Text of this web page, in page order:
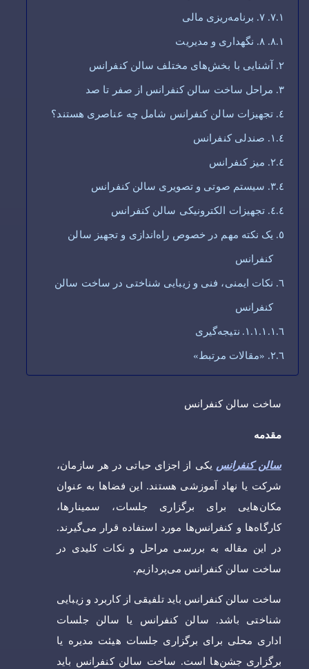
۷. برنامه‌ریزی مالی
۸. نگهداری و مدیریت
آشنایی با بخش‌های مختلف سالن کنفرانس
مراحل ساخت سالن کنفرانس از صفر تا صد
تجهیزات سالن کنفرانس شامل چه عناصری هستند؟
صندلی کنفرانس
میز کنفرانس
سیستم صوتی و تصویری سالن کنفرانس
تجهیزات الکترونیکی سالن کنفرانس
یک نکته مهم در خصوص راه‌اندازی و تجهیز سالن
کنفرانس
نکات ایمنی، فنی و زیبایی شناختی در ساخت سالن
کنفرانس
نتیجه‌گیری
«مقالات مرتبط»
ساخت سالن کنفرانس
مقدمه
سالن کنفرانس یکی از اجزای حیاتی در هر سازمان،
شرکت یا نهاد آموزشی هستند. این فضاها به عنوان
مکان‌هایی برای برگزاری جلسات، سمینارها،
کارگاه‌ها و کنفرانس‌ها مورد استفاده قرار می‌گیرند.
در این مقاله به بررسی مراحل و نکات کلیدی در
ساخت سالن کنفرانس می‌پردازیم.
ساخت سالن کنفرانس باید تلفیقی از کاربرد و زیبایی
شناختی باشد. سالن کنفرانس یا سالن جلسات
اداری محلی برای برگزاری جلسات هیئت مدیره یا
برگزاری جشن‌ها است. ساخت سالن کنفرانس باید